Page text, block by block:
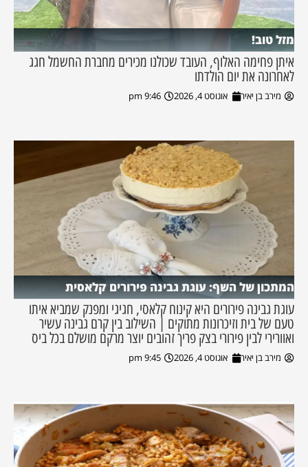
מזל טוב!
איתן פחימה האלוף, העובד שכולנו מכירים מחברת החשמל חגג
לאחרונה את יום הולדתו
מירב בן יאיר אוגוסט 4, 2026 9:46 pm
המתכון של השף: עוגת גבינה פירורים קלאסית
עוגת גבינה פירורים היא קינוח קלאסי, חגיגי ומפנק שמביא איתו
טעם של בית וזיכרונות מתוקים | השילוב בין קרם גבינה עשיר
ואוורירי לבין פירורי בצק פריך זהובים יוצר מרקם מושלם בכל ביס
מירב בן יאיר אוגוסט 4, 2026 9:45 pm